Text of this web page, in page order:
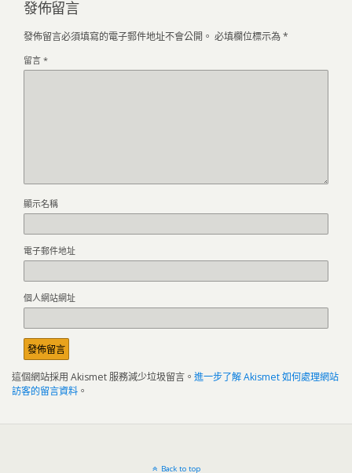
發佈留言
發佈留言必須填寫的電子郵件地址不會公開。 必填欄位標示為*
留言 *
顯示名稱
電子郵件地址
個人網站網址
這個網站採用 Akismet 服務減少垃圾留言。 進一步了解 Akismet 如何處理網站
訪客的留言資料 。
Back to top